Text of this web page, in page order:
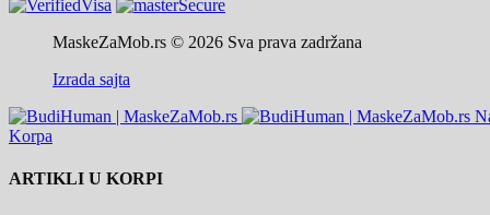
MaskeZaMob.rs © 2026 Sva prava zadržana
Izrada sajta
Korpa
ARTIKLI U KORPI